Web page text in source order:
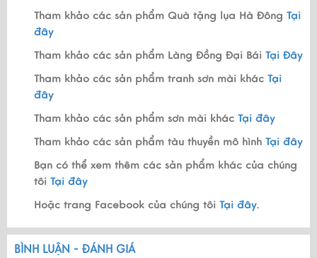
Tham khảo các sản phẩm Quà tặng lụa Hà Đông Tại
đây
Tham khảo các sản phẩm Làng Đồng Đại Bái Tại Đây
Tham khảo các sản phẩm tranh sơn mài khác Tại
đây
Tham khảo các sản phẩm sơn mài khác Tại đây
Tham khảo các sản phẩm tàu thuyền mô hình Tại đây
Bạn có thể xem thêm các sản phẩm khác của chúng
tôi Tại đây
Hoặc trang Facebook của chúng tôi Tại đây.
BÌNH LUẬN - ĐÁNH GIÁ